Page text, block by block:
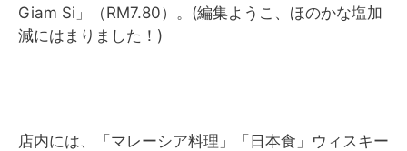
Giam Si」（RM7.80）。(編集ようこ、ほのかな塩加
減にはまりました！)
店内には、「マレーシア料理」「日本食」ウィスキー